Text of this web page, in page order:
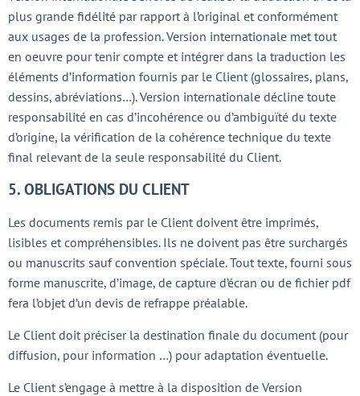
plus grande fidélité par rapport à l’original et conformément
aux usages de la profession. Version internationale met tout
en oeuvre pour tenir compte et intégrer dans la traduction les
éléments d’information fournis par le Client (glossaires, plans,
dessins, abréviations…). Version internationale décline toute
responsabilité en cas d’incohérence ou d’ambiguïté du texte
d’origine, la vérification de la cohérence technique du texte
final relevant de la seule responsabilité du Client.
5. OBLIGATIONS DU CLIENT
Les documents remis par le Client doivent être imprimés,
lisibles et compréhensibles. Ils ne doivent pas être surchargés
ou manuscrits sauf convention spéciale. Tout texte, fourni sous
forme manuscrite, d’image, de capture d’écran ou de fichier pdf
fera l’objet d’un devis de refrappe préalable.
Le Client doit préciser la destination finale du document (pour
diffusion, pour information …) pour adaptation éventuelle.
Le Client s’engage à mettre à la disposition de Version